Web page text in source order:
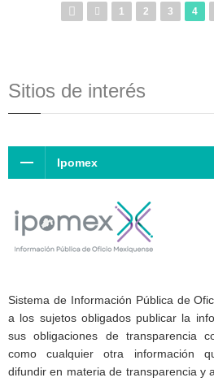
1 2 3 4
Sitios de interés
Ipomex
Sistema de Información Pública de
a los sujetos obligados publicar la
sus obligaciones de transparencia
como cualquier otra información
difundir en materia de transparencia y